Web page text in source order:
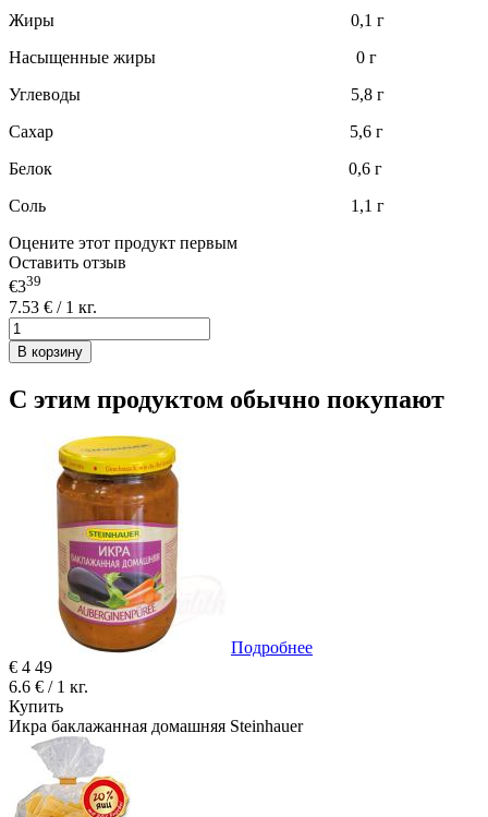
Жиры 0,1 г
Насыщенные жиры 0 г
Углеводы 5,8 г
Сахар 5,6 г
Белок 0,6 г
Соль 1,1 г
Оцените этот продукт первым
Оставить отзыв
€339
7.53 € / 1 кг.
В корзину
С этим продуктом обычно покупают
Подробнее
€ 4 49
6.6 € / 1 кг.
Купить
Икра баклажанная домашняя Steinhauer